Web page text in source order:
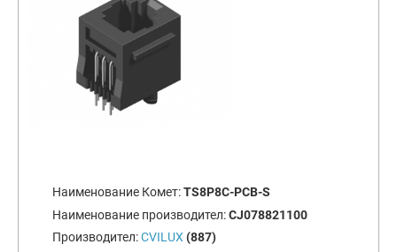
Наименование Комет:TS8P8C-PCB-S
Наименование производител:CJ078821100
Производител:CVILUX (887)